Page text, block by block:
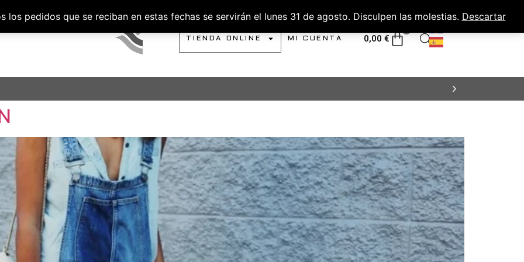
pedidos que se reciban en estas fechas se servirán el lunes 31 de agosto. Disculpen las molestias. Descartar
TIENDA ONLINE MI CUENTA 0,00 €